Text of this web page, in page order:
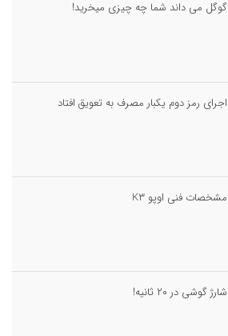
گوگل می داند شما چه چیزی میخرید!
اجرای رمز دوم یکبار مصرف به تعویق افتاد
مشخصات فنی اوپو K۳
شارژ گوشی در ۲۰ ثانیه!